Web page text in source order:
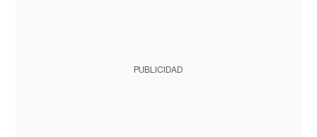
PUBLICIDAD